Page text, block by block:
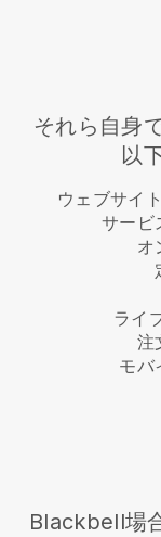
それら自身
以
ウェブサイ
サービ
オ
ライ
注
モバ
Blackbell場